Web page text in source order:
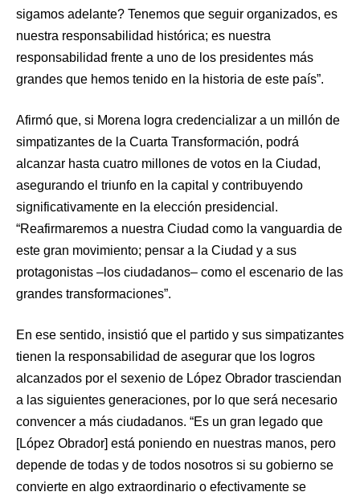
sigamos adelante? Tenemos que seguir organizados, es
nuestra responsabilidad histórica; es nuestra
responsabilidad frente a uno de los presidentes más
grandes que hemos tenido en la historia de este país”.
Afirmó que, si Morena logra credencializar a un millón de
simpatizantes de la Cuarta Transformación, podrá
alcanzar hasta cuatro millones de votos en la Ciudad,
asegurando el triunfo en la capital y contribuyendo
significativamente en la elección presidencial.
“Reafirmaremos a nuestra Ciudad como la vanguardia de
este gran movimiento; pensar a la Ciudad y a sus
protagonistas –los ciudadanos– como el escenario de las
grandes transformaciones”.
En ese sentido, insistió que el partido y sus simpatizantes
tienen la responsabilidad de asegurar que los logros
alcanzados por el sexenio de López Obrador trasciendan
a las siguientes generaciones, por lo que será necesario
convencer a más ciudadanos. “Es un gran legado que
[López Obrador] está poniendo en nuestras manos, pero
depende de todas y de todos nosotros si su gobierno se
convierte en algo extraordinario o efectivamente se